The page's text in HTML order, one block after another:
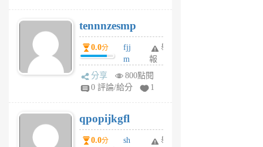
6
個
月
前
tennnzesmp
0.0分
fjj
m
w
rs
6
個
月
舉
報
分享
800點閱
0 評論/給分
1
qpopijkgfl
0.0分
sh
舉